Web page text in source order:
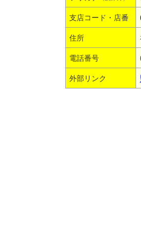
支店コード・店番
住所
電話番号
外部リンク